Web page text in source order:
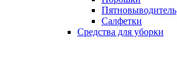
Пятновыводитель
Салфетки
Средства для уборки